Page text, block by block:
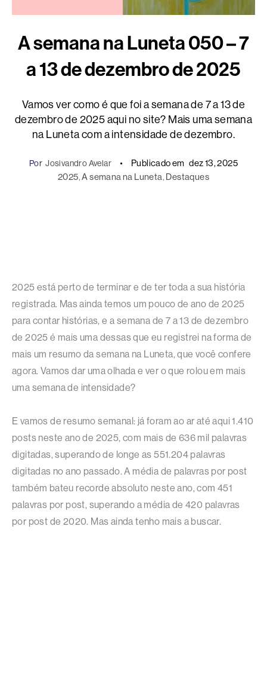
A semana na Luneta 050 – 7
a 13 de dezembro de 2025
Vamos ver como é que foi a semana de 7 a 13 de
dezembro de 2025 aqui no site? Mais uma semana
na Luneta com a intensidade de dezembro.
Por Josivandro Avelar Publicado em dez 13, 2025
2025, A semana na Luneta, Destaques
2025 está perto de terminar e de ter toda a sua história
registrada. Mas ainda temos um pouco de ano de 2025
para contar histórias, e a semana de 7 a 13 de dezembro
de 2025 é mais uma dessas que eu registrei na forma de
mais um resumo da semana na Luneta, que você confere
agora. Vamos dar uma olhada e ver o que rolou em mais
uma semana de intensidade?
E vamos de resumo semanal: já foram ao ar até aqui 1.410
posts neste ano de 2025, com mais de 636 mil palavras
digitadas, superando de longe as 551.204 palavras
digitadas no ano passado. A média de palavras por post
também bateu recorde absoluto neste ano, com 451
palavras por post, superando a média de 420 palavras
por post de 2020. Mas ainda tenho mais a buscar.